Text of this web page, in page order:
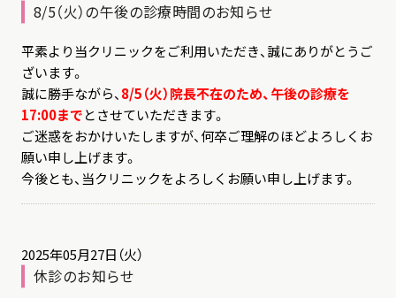
8/5（火）の午後の診療時間のお知らせ
平素より当クリニックをご利用いただき、誠にありがとうご
ざいます。
誠に勝手ながら、 8/5（火）院長不在のため、午後の診療を
17:00までとさせていただきます。
ご迷惑をおかけいたしますが、何卒ご理解のほどよろしくお
願い申し上げます。
今後とも、当クリニックをよろしくお願い申し上げます。
2025年05月27日（火）
休診のお知らせ